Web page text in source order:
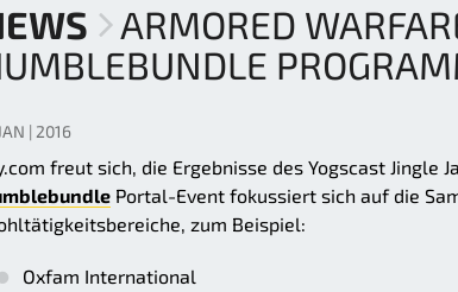
ARMORED
| 2016
freut sich, die Ergebnisse des Yogscast Jingle
Portal-Event fokussiert sich auf die
zum Beispiel:
Oxfam International